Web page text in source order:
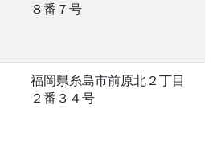
８番７号
福岡県糸島市前原北２丁目
２番３４号